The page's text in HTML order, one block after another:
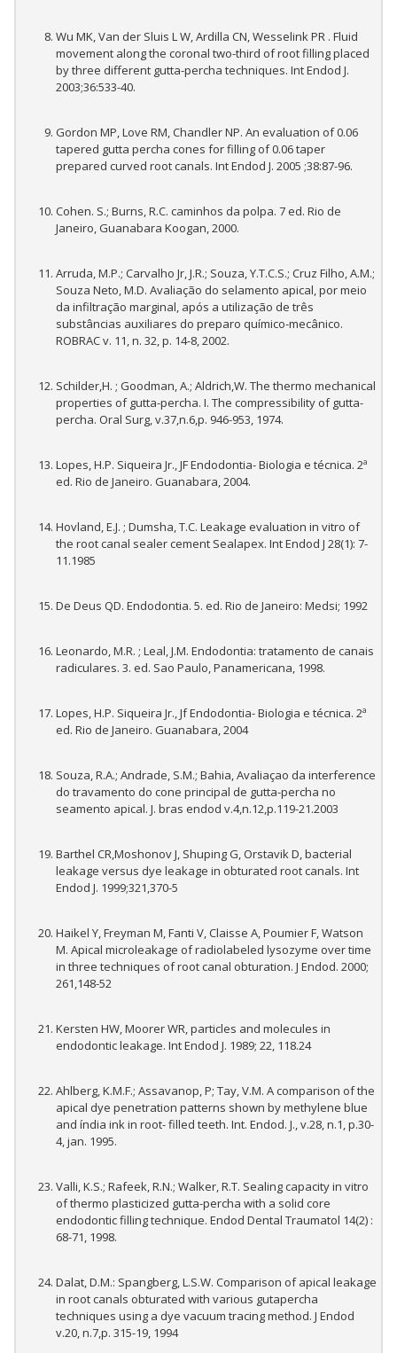
Wu MK, Van der Sluis L W, Ardilla CN, Wesselink PR . Fluid
movement along the coronal two-third of root filling placed
by three different gutta-percha techniques. Int Endod J.
2003;36:533-40.
Gordon MP, Love RM, Chandler NP. An evaluation of 0.06
tapered gutta percha cones for filling of 0.06 taper
prepared curved root canals. Int Endod J. 2005 ;38:87-96.
Cohen. S.; Burns, R.C. caminhos da polpa. 7 ed. Rio de
Janeiro, Guanabara Koogan, 2000.
Arruda, M.P.; Carvalho Jr, J.R.; Souza, Y.T.C.S.; Cruz Filho, A.M.;
Souza Neto, M.D. Avaliação do selamento apical, por meio
da infiltração marginal, após a utilização de três
substâncias auxiliares do preparo químico-mecânico.
ROBRAC v. 11, n. 32, p. 14-8, 2002.
Schilder,H. ; Goodman, A.; Aldrich,W. The thermo mechanical
properties of gutta-percha. I. The compressibility of gutta-
percha. Oral Surg, v.37,n.6,p. 946-953, 1974.
Lopes, H.P. Siqueira Jr., JF Endodontia- Biologia e técnica. 2ª
ed. Rio de Janeiro. Guanabara, 2004.
Hovland, E.J. ; Dumsha, T.C. Leakage evaluation in vitro of
the root canal sealer cement Sealapex. Int Endod J 28(1): 7-
11.1985
De Deus QD. Endodontia. 5. ed. Rio de Janeiro: Medsi; 1992
Leonardo, M.R. ; Leal, J.M. Endodontia: tratamento de canais
radiculares. 3. ed. Sao Paulo, Panamericana, 1998.
Lopes, H.P. Siqueira Jr., Jf Endodontia- Biologia e técnica. 2ª
ed. Rio de Janeiro. Guanabara, 2004
Souza, R.A.; Andrade, S.M.; Bahia, Avaliaçao da interference
do travamento do cone principal de gutta-percha no
seamento apical. J. bras endod v.4,n.12,p.119-21.2003
Barthel CR,Moshonov J, Shuping G, Orstavik D, bacterial
leakage versus dye leakage in obturated root canals. Int
Endod J. 1999;321,370-5
Haikel Y, Freyman M, Fanti V, Claisse A, Poumier F, Watson
M. Apical microleakage of radiolabeled lysozyme over time
in three techniques of root canal obturation. J Endod. 2000;
261,148-52
Kersten HW, Moorer WR, particles and molecules in
endodontic leakage. Int Endod J. 1989; 22, 118.24
Ahlberg, K.M.F.; Assavanop, P; Tay, V.M. A comparison of the
apical dye penetration patterns shown by methylene blue
and índia ink in root- filled teeth. Int. Endod. J., v.28, n.1, p.30-
4, jan. 1995.
Valli, K.S.; Rafeek, R.N.; Walker, R.T. Sealing capacity in vitro
of thermo plasticized gutta-percha with a solid core
endodontic filling technique. Endod Dental Traumatol 14(2) :
68-71, 1998.
Dalat, D.M.: Spangberg, L.S.W. Comparison of apical leakage
in root canals obturated with various gutapercha
techniques using a dye vacuum tracing method. J Endod
v.20, n.7,p. 315-19, 1994